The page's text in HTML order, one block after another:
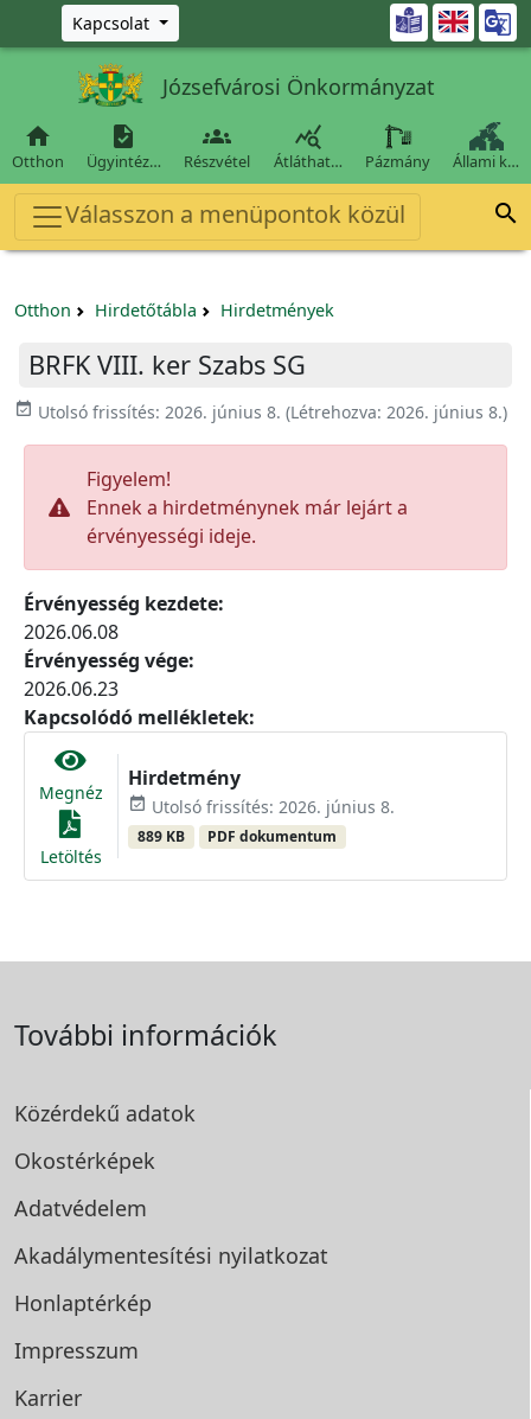
Ugrás a fő tartalomra
Kapcsolat 
Józsefvárosi Önkormányzat

Otthon

Ügyintéz…

Részvétel

Átláthat… Pázmány Állami k…
Válasszon a menüpontok közül 
Otthon Hirdetőtábla Hirdetmények
BRFK VIII. ker Szabs SG
event_available Utolsó frissítés: 2026. június 8. (Létrehozva: 2026. június 8.)
Figyelem!
Ennek a hirdetménynek már lejárt a
érvényességi ideje.
Érvényesség kezdete:
2026.06.08
Érvényesség vége:
2026.06.23
Kapcsolódó mellékletek:
Megnéz
Letöltés
Hirdetmény
event_available Utolsó frissítés: 2026. június 8.
889 KB PDF dokumentum
További információk
Közérdekű adatok
Okostérképek
Adatvédelem
Akadálymentesítési nyilatkozat
Honlaptérkép
Impresszum
Karrier